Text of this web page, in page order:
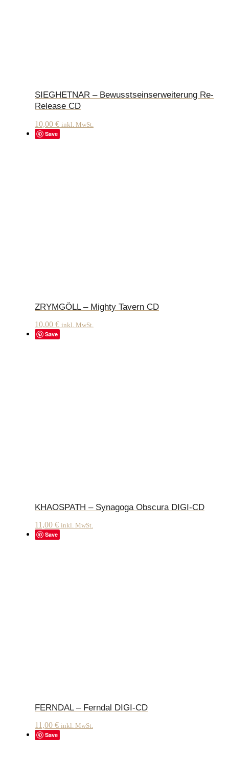
SIEGHETNAR – Bewusstseinserweiterung Re-
Release CD
10,00 € inkl. MwSt.
Save
ZRYMGÖLL – Mighty Tavern CD
10,00 € inkl. MwSt.
Save
KHAOSPATH – Synagoga Obscura DIGI-CD
11,00 € inkl. MwSt.
Save
FERNDAL – Ferndal DIGI-CD
11,00 € inkl. MwSt.
Save